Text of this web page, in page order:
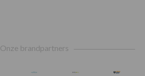
Onze brandpartners